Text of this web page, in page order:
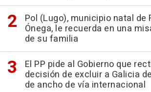
Pol (Lugo), municipio natal de
Ónega, le recuerda en una
de su familia
El PP pide al Gobierno que
decisión de excluir a Galicia
de ancho de vía internacional